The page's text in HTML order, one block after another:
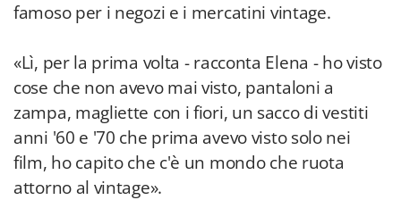
famoso per i negozi e i mercatini vintage.
«Lì, per la prima volta - racconta Elena - ho visto
cose che non avevo mai visto, pantaloni a
zampa, magliette con i fiori, un sacco di vestiti
anni '60 e '70 che prima avevo visto solo nei
film, ho capito che c'è un mondo che ruota
attorno al vintage».